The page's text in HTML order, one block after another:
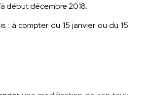
début décembre 2018.
: à compter du 15 janvier ou du 15